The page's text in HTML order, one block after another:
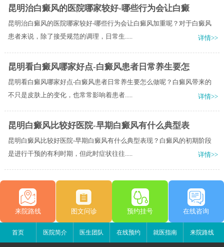
昆明治白癜风的医院哪家较好-哪些行为会让白癜
昆明治白癜风的医院哪家较好-哪些行为会让白癜风加重呢？对于白癜风
患者来说，除了接受规范的调理，日常生.....
详情>>
昆明看白癜风哪家好点-白癜风患者日常养生要怎
昆明看白癜风哪家好点-白癜风患者日常养生要怎么做呢？白癜风带来的
不只是皮肤上的变化，也常常影响着患者.....
详情>>
昆明白癜风比较好医院-早期白癜风有什么典型表
昆明白癜风比较好医院-早期白癜风有什么典型表现？白癜风的初期阶段
是进行干预的有利时期，但此时症状往往.....
详情>>
来院路线 图文问诊 预约挂号 在线咨询
首页 医院简介 医生团队 在线预约 就医指南 来院路线